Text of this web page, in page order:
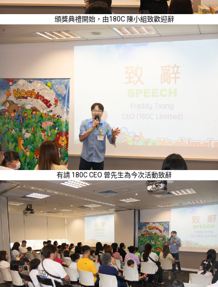
頒獎典禮開始，由180C 陳小組致歡迎辭
有請 180C CEO 曾先生為今次活動致辭